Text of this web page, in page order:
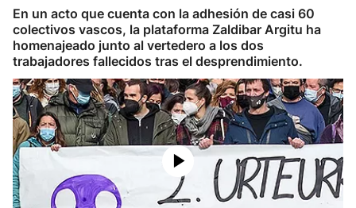
En un acto que cuenta con la adhesión de casi 60
colectivos vascos, la plataforma Zaldibar Argitu ha
homenajeado junto al vertedero a los dos
trabajadores fallecidos tras el desprendimiento.